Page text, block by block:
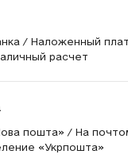
/ Наложенный
расчет
пошта» / На
«Укрпошта»